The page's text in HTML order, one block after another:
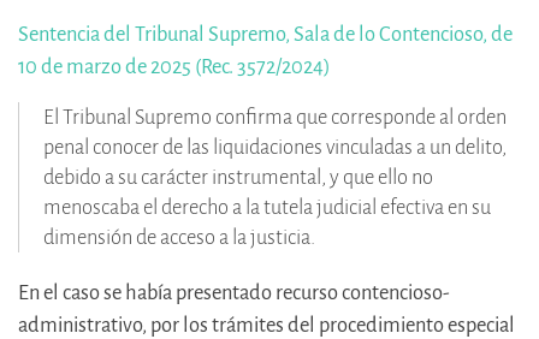
Sentencia del Tribunal Supremo, Sala de lo Contencioso, de
10 de marzo de 2025 (Rec. 3572/2024)
El Tribunal Supremo confirma que corresponde al orden
penal conocer de las liquidaciones vinculadas a un delito,
debido a su carácter instrumental, y que ello no
menoscaba el derecho a la tutela judicial efectiva en su
dimensión de acceso a la justicia.
En el caso se había presentado recurso contencioso-
administrativo, por los trámites del procedimiento especial